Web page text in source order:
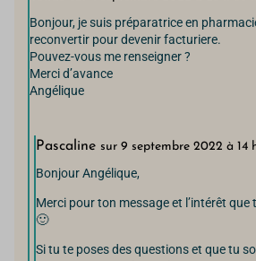
Bonjour, je suis préparatrice en
reconvertir pour devenir facturiere.
Pouvez-vous me renseigner ?
Merci d’avance
Angélique
Pascaline sur 9 septembre 2022 à 14
Bonjour Angélique,
Merci pour ton message et l’intérêt
🙂
Si tu te poses des questions et que tu